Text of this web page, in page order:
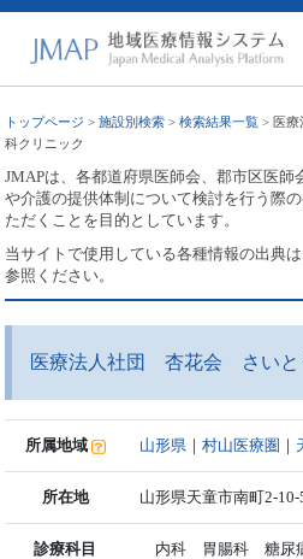
トップページ >施設別検索 >検索結果一覧 > 医
科クリニック
JMAPは、各都道府県医師会、郡市区医
や介護の提供体制について検討を行う際
ただくことを目的としています。
当サイトで使用している各種情報の出典
参照ください。
医療法人社団 杏花会 さいと
所属地域 山形県 ｜村山医療圏 ｜
所在地 山形県天童市南町2-10-
診療科目 内科 胃腸科 糖尿